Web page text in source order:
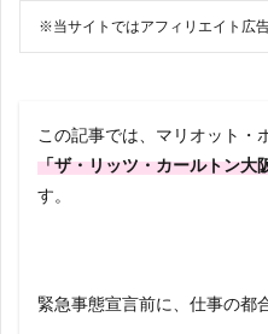
※当サイトではアフィリエイト広
この記事では、マリオット・
「ザ・リッツ・カールトン大
す。
緊急事態宣言前に、仕事の都